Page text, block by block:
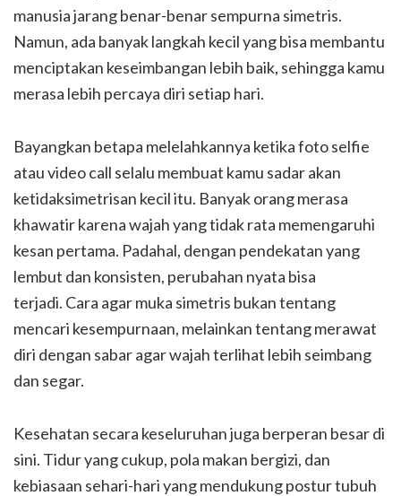
manusia jarang benar-benar sempurna simetris.
Namun, ada banyak langkah kecil yang bisa membantu
menciptakan keseimbangan lebih baik, sehingga kamu
merasa lebih percaya diri setiap hari.
Bayangkan betapa melelahkannya ketika foto selfie
atau video call selalu membuat kamu sadar akan
ketidaksimetrisan kecil itu. Banyak orang merasa
khawatir karena wajah yang tidak rata memengaruhi
kesan pertama. Padahal, dengan pendekatan yang
lembut dan konsisten, perubahan nyata bisa
terjadi. Cara agar muka simetris bukan tentang
mencari kesempurnaan, melainkan tentang merawat
diri dengan sabar agar wajah terlihat lebih seimbang
dan segar.
Kesehatan secara keseluruhan juga berperan besar di
sini. Tidur yang cukup, pola makan bergizi, dan
kebiasaan sehari-hari yang mendukung postur tubuh